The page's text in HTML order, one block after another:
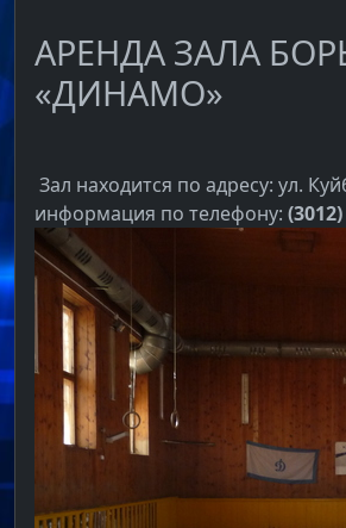
АРЕНДА ЗАЛА
«ДИНАМО»
Зал находится по адресу: ул.
информация по телефону: (3012)